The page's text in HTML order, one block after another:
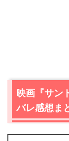
映画『サン
バレ感想ま